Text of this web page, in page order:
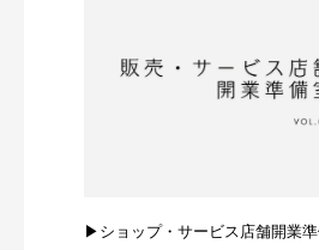
▶ショップ・サービス店舗開業